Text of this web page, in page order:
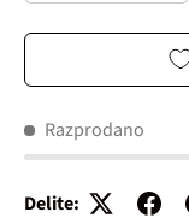
Razprodano
Delite: